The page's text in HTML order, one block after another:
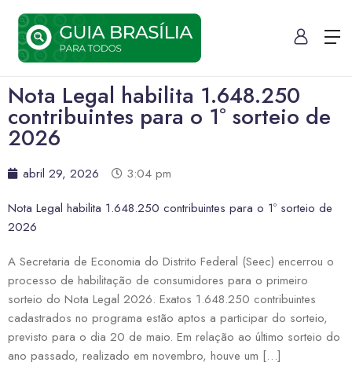
Nota Legal habilita 1.648.250
contribuintes para o 1º sorteio de
2026
abril 29, 2026
3:04 pm
Nota Legal habilita 1.648.250 contribuintes para o 1º sorteio de
2026
A Secretaria de Economia do Distrito Federal (Seec) encerrou o
processo de habilitação de consumidores para o primeiro
sorteio do Nota Legal 2026. Exatos 1.648.250 contribuintes
cadastrados no programa estão aptos a participar do sorteio,
previsto para o dia 20 de maio. Em relação ao último sorteio do
ano passado, realizado em novembro, houve um […]